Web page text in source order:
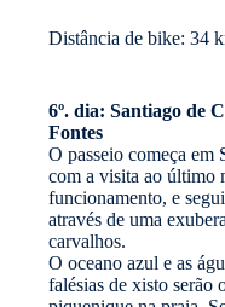
Distância de bike: 34
6º. dia: Santiago de
Fontes
O passeio começa em
com a visita ao último
funcionamento, e
através de uma
carvalhos.
O oceano azul e as
falésias de xisto serão